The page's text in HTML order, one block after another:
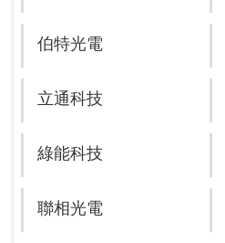
伯特光電
立通科技
綠能科技
聯相光電